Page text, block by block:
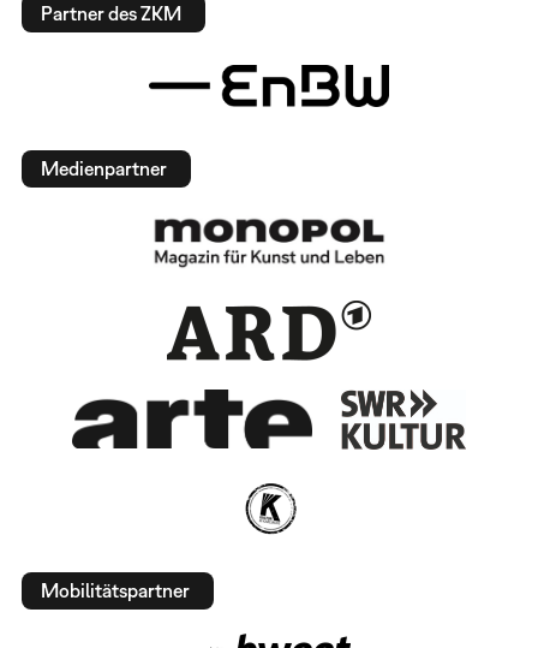
Partner des ZKM
Medienpartner
Mobilitätspartner